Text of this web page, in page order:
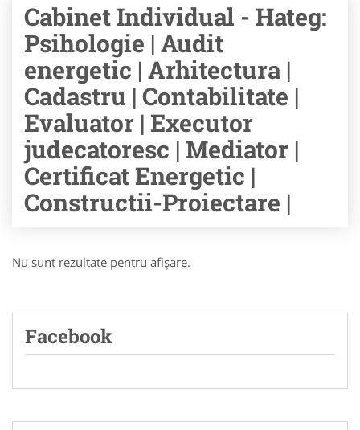
Cabinet Individual - Hateg:
Psihologie | Audit
energetic | Arhitectura |
Cadastru | Contabilitate |
Evaluator | Executor
judecatoresc | Mediator |
Certificat Energetic |
Constructii-Proiectare |
Nu sunt rezultate pentru afişare.
Facebook